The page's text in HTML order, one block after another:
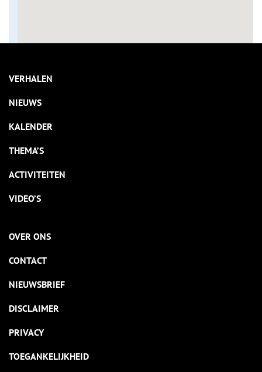
VERHALEN
NIEUWS
KALENDER
THEMA’S
ACTIVITEITEN
VIDEO’S
OVER ONS
CONTACT
NIEUWSBRIEF
DISCLAIMER
PRIVACY
TOEGANKELIJKHEID